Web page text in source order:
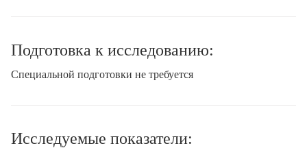
Подготовка к исследованию:
Специальной подготовки не требуется
Исследуемые показатели: